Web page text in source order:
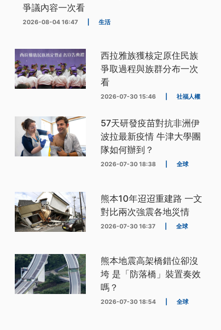
爭議內容一次看
2026-08-04 16:47 生活
西拉雅族獲核定原住民族
爭取過程與族群分布一次
看
2026-07-30 15:46 社福人權
57天研發疫苗對抗非洲伊
波拉最新疫情 牛津大學團
隊如何辦到？
2026-07-30 18:38 全球
熊本10年迢迢重建路 一文
對比兩次強震各地災情
2026-07-30 16:37 全球
熊本地震高架橋錯位卻沒
垮 是「防落橋」裝置奏效
嗎？
2026-07-30 18:54 全球